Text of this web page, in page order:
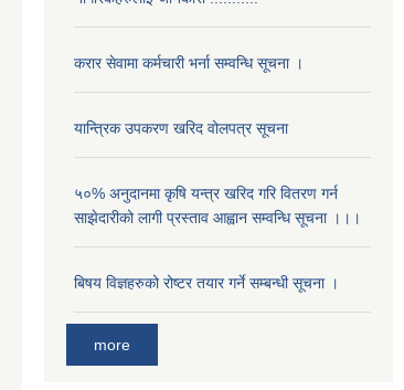
करार सेवामा कर्मचारी भर्ना सम्वन्धि सूचना ।
यान्त्रिक उपकरण खरिद वोलपत्र सूचना
५०% अनुदानमा कृषि यन्त्र खरिद गरि वितरण गर्न
साझेदारीको लागी प्रस्ताव आह्वान सम्वन्धि सूचना ।।।
बिषय विज्ञहरुको रोष्टर तयार गर्ने सम्बन्धी सूचना ।
more